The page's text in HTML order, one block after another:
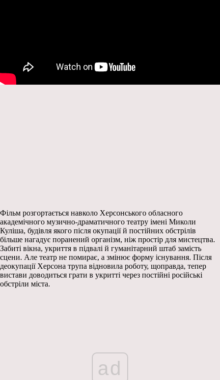
Фільм розгортається навколо Херсонського обласного
академічного музично-драматичного театру імені Миколи
Куліша, будівля якого після окупації й постійних обстрілів
більше нагадує поранений організм, ніж простір для мистецтва.
Забиті вікна, укриття в підвалі й гуманітарний штаб замість
сцени. Але театр не помирає, а змінює форму існування. Після
деокупації Херсона трупа відновила роботу, щоправда, тепер
вистави доводиться грати в укритті через постійні російські
обстріли міста.
ad